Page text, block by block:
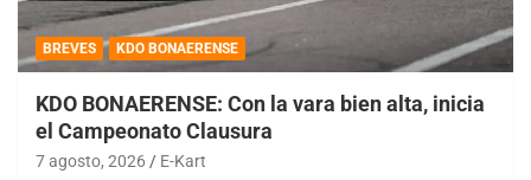
BREVES KDO BONAERENSE
KDO BONAERENSE: Con la vara bien alta, inicia
el Campeonato Clausura
7 agosto, 2026 E-Kart